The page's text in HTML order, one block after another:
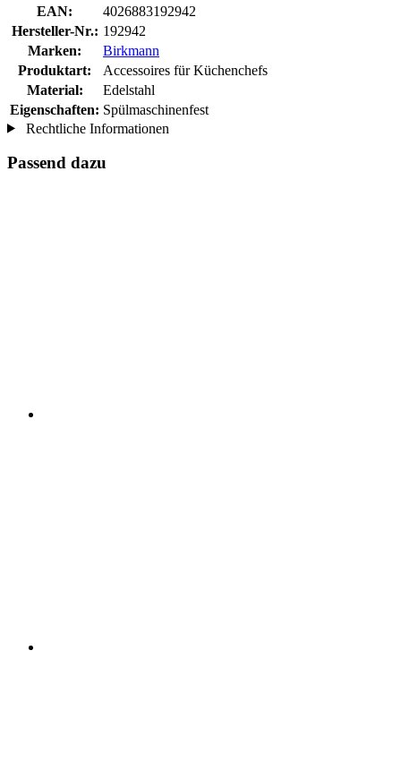
EAN:
4026883192942
Hersteller-Nr.: 192942
Marken:
Birkmann
Produktart:
Accessoires für Küchenchefs
Material:
Edelstahl
Eigenschaften: Spülmaschinenfest
Rechtliche Informationen
Passend dazu